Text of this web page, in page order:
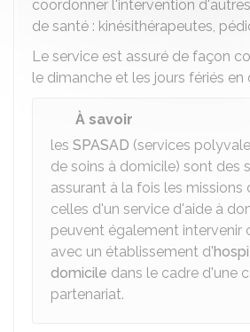
coordonner l'intervention
de santé : kinésithérapeutes,
Le service est assuré de façon
le dimanche et les jours fériés en
À savoir
les SPASAD (services
de soins à domicile) sont des
assurant à la fois les missions
celles d'un service d'aide à
peuvent également intervenir
avec un établissement d'
domicile dans le cadre d'une
partenariat.